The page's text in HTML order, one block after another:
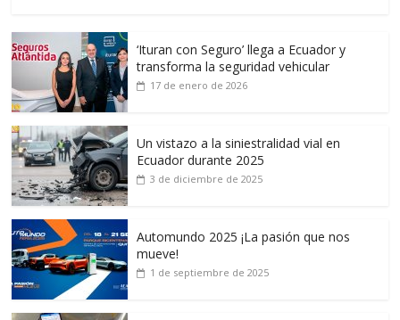
‘Ituran con Seguro’ llega a Ecuador y
transforma la seguridad vehicular
17 de enero de 2026
Un vistazo a la siniestralidad vial en
Ecuador durante 2025
3 de diciembre de 2025
Automundo 2025 ¡La pasión que nos
mueve!
1 de septiembre de 2025